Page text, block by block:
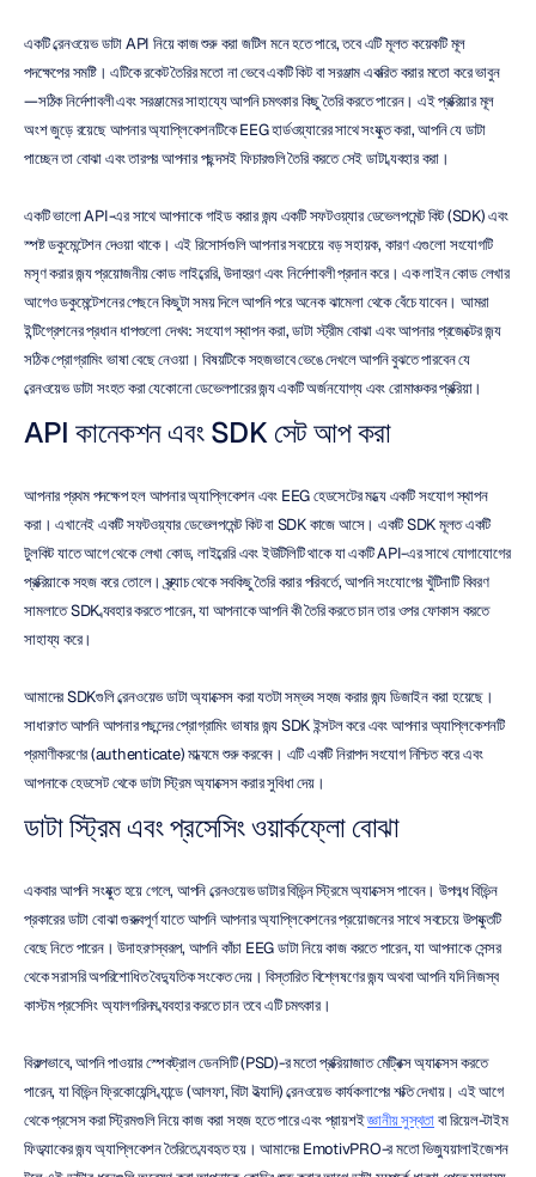
একটি ব্রেনওয়েভ ডাটা API নিয়ে কাজ শুরু করা জটিল মনে হতে পারে, তবে এটি মূলত কয়েকটি মূল
পদক্ষেপের সমষ্টি। এটিকে রকেট তৈরির মতো না ভেবে একটি কিট বা সরঞ্জাম একত্রিত করার মতো করে ভাবুন
—সঠিক নির্দেশাবলী এবং সরঞ্জামের সাহায্যে আপনি চমৎকার কিছু তৈরি করতে পারেন। এই প্রক্রিয়ার মূল
অংশ জুড়ে রয়েছে আপনার অ্যাপ্লিকেশনটিকে EEG হার্ডওয়্যারের সাথে সংযুক্ত করা, আপনি যে ডাটা
পাচ্ছেন তা বোঝা এবং তারপর আপনার পছন্দসই ফিচারগুলি তৈরি করতে সেই ডাটা ব্যবহার করা।
একটি ভালো API-এর সাথে আপনাকে গাইড করার জন্য একটি সফটওয়্যার ডেভেলপমেন্ট কিট (SDK) এবং
স্পষ্ট ডকুমেন্টেশন দেওয়া থাকে। এই রিসোর্সগুলি আপনার সবচেয়ে বড় সহায়ক, কারণ এগুলো সংযোগটি
মসৃণ করার জন্য প্রয়োজনীয় কোড লাইব্রেরি, উদাহরণ এবং নির্দেশাবলী প্রদান করে। এক লাইন কোড লেখার
আগেও ডকুমেন্টেশনের পেছনে কিছুটা সময় দিলে আপনি পরে অনেক ঝামেলা থেকে বেঁচে যাবেন। আমরা
ইন্টিগ্রেশনের প্রধান ধাপগুলো দেখব: সংযোগ স্থাপন করা, ডাটা স্ট্রীম বোঝা এবং আপনার প্রজেক্টের জন্য
সঠিক প্রোগ্রামিং ভাষা বেছে নেওয়া। বিষয়টিকে সহজভাবে ভেঙে দেখলে আপনি বুঝতে পারবেন যে
ব্রেনওয়েভ ডাটা সংহত করা যেকোনো ডেভেলপারের জন্য একটি অর্জনযোগ্য এবং রোমাঞ্চকর প্রক্রিয়া।
API কানেকশন এবং SDK সেট আপ করা
আপনার প্রথম পদক্ষেপ হল আপনার অ্যাপ্লিকেশন এবং EEG হেডসেটের মধ্যে একটি সংযোগ স্থাপন
করা। এখানেই একটি সফটওয়্যার ডেভেলপমেন্ট কিট বা SDK কাজে আসে। একটি SDK মূলত একটি
টুলকিট যাতে আগে থেকে লেখা কোড, লাইব্রেরি এবং ইউটিলিটি থাকে যা একটি API-এর সাথে যোগাযোগের
প্রক্রিয়াকে সহজ করে তোলে। স্ক্র্যাচ থেকে সবকিছু তৈরি করার পরিবর্তে, আপনি সংযোগের খুঁটিনাটি বিবরণ
সামলাতে SDK ব্যবহার করতে পারেন, যা আপনাকে আপনি কী তৈরি করতে চান তার ওপর ফোকাস করতে
সাহায্য করে।
আমাদের SDKগুলি ব্রেনওয়েভ ডাটা অ্যাক্সেস করা যতটা সম্ভব সহজ করার জন্য ডিজাইন করা হয়েছে।
সাধারণত আপনি আপনার পছন্দের প্রোগ্রামিং ভাষার জন্য SDK ইন্সটল করে এবং আপনার অ্যাপ্লিকেশনটি
প্রমাণীকরণের (authenticate) মাধ্যমে শুরু করবেন। এটি একটি নিরাপদ সংযোগ নিশ্চিত করে এবং
আপনাকে হেডসেট থেকে ডাটা স্ট্রিম অ্যাক্সেস করার সুবিধা দেয়।
ডাটা স্ট্রিম এবং প্রসেসিং ওয়ার্কফ্লো বোঝা
একবার আপনি সংযুক্ত হয়ে গেলে, আপনি ব্রেনওয়েভ ডাটার বিভিন্ন স্ট্রিমে অ্যাক্সেস পাবেন। উপলব্ধ বিভিন্ন
প্রকারের ডাটা বোঝা গুরুত্বপূর্ণ যাতে আপনি আপনার অ্যাপ্লিকেশনের প্রয়োজনের সাথে সবচেয়ে উপযুক্তটি
বেছে নিতে পারেন। উদাহরণস্বরূপ, আপনি কাঁচা EEG ডাটা নিয়ে কাজ করতে পারেন, যা আপনাকে সেন্সর
থেকে সরাসরি অপরিশোধিত বৈদ্যুতিক সংকেত দেয়। বিস্তারিত বিশ্লেষণের জন্য অথবা আপনি যদি নিজস্ব
কাস্টম প্রসেসিং অ্যালগরিদম ব্যবহার করতে চান তবে এটি চমৎকার।
বিকল্পভাবে, আপনি পাওয়ার স্পেকট্রাল ডেনসিটি (PSD)-র মতো প্রক্রিয়াজাত মেট্রিক্স অ্যাক্সেস করতে
পারেন, যা বিভিন্ন ফ্রিকোয়েন্সি ব্যান্ডে (আলফা, বিটা ইত্যাদি) ব্রেনওয়েভ কার্যকলাপের শক্তি দেখায়। এই আগে
থেকে প্রসেস করা স্ট্রিমগুলি নিয়ে কাজ করা সহজ হতে পারে এবং প্রায়শই জ্ঞানীয় সুস্থতা বা রিয়েল-টাইম
ফিডব্যাকের জন্য অ্যাপ্লিকেশন তৈরিতে ব্যবহৃত হয়। আমাদের EmotivPRO-র মতো ভিজ্যুয়ালাইজেশন